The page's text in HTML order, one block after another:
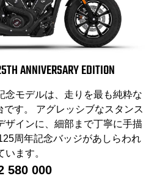
ANNIVERSARY EDITION
念モデルは、走りを最も純粋な
す。 アグレッシブなスタンス
ザインに、細部まで丁寧に手描
周年記念バッジがあしらわれ
います。
580 000